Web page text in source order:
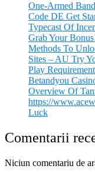
One-Armed
Code DE Get
Typecast Of
Grab Your
Methods To
Sites – AU Try
Play
Betandyou
Overview Of
https://
Luck
Comentarii
Niciun comentariu de